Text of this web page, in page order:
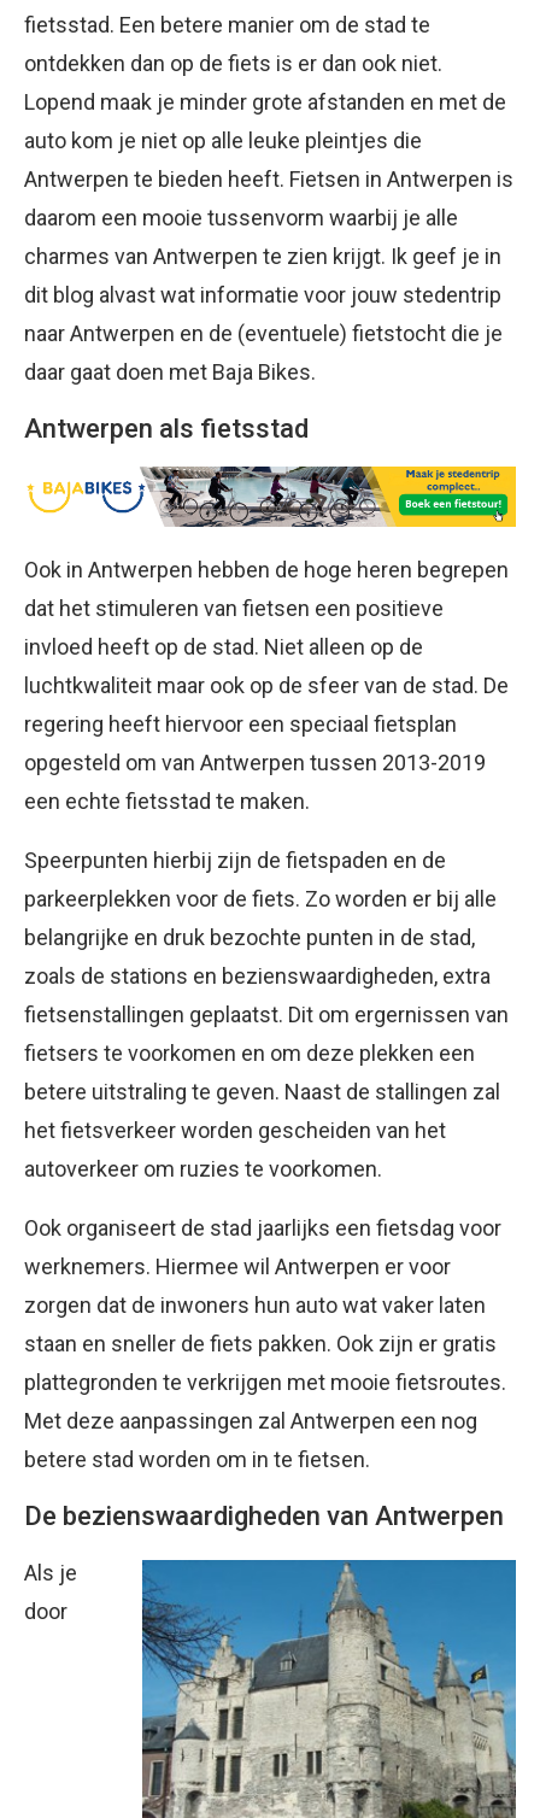
fietsstad. Een betere manier om de stad te
ontdekken dan op de fiets is er dan ook niet.
Lopend maak je minder grote afstanden en met de
auto kom je niet op alle leuke pleintjes die
Antwerpen te bieden heeft. Fietsen in Antwerpen is
daarom een mooie tussenvorm waarbij je alle
charmes van Antwerpen te zien krijgt. Ik geef je in
dit blog alvast wat informatie voor jouw stedentrip
naar Antwerpen en de (eventuele) fietstocht die je
daar gaat doen met Baja Bikes.
Antwerpen als fietsstad
Ook in Antwerpen hebben de hoge heren begrepen
dat het stimuleren van fietsen een positieve
invloed heeft op de stad. Niet alleen op de
luchtkwaliteit maar ook op de sfeer van de stad. De
regering heeft hiervoor een speciaal fietsplan
opgesteld om van Antwerpen tussen 2013-2019
een echte fietsstad te maken.
Speerpunten hierbij zijn de fietspaden en de
parkeerplekken voor de fiets. Zo worden er bij alle
belangrijke en druk bezochte punten in de stad,
zoals de stations en bezienswaardigheden, extra
fietsenstallingen geplaatst. Dit om ergernissen van
fietsers te voorkomen en om deze plekken een
betere uitstraling te geven. Naast de stallingen zal
het fietsverkeer worden gescheiden van het
autoverkeer om ruzies te voorkomen.
Ook organiseert de stad jaarlijks een fietsdag voor
werknemers. Hiermee wil Antwerpen er voor
zorgen dat de inwoners hun auto wat vaker laten
staan en sneller de fiets pakken. Ook zijn er gratis
plattegronden te verkrijgen met mooie fietsroutes.
Met deze aanpassingen zal Antwerpen een nog
betere stad worden om in te fietsen.
De bezienswaardigheden van Antwerpen
Als je
door